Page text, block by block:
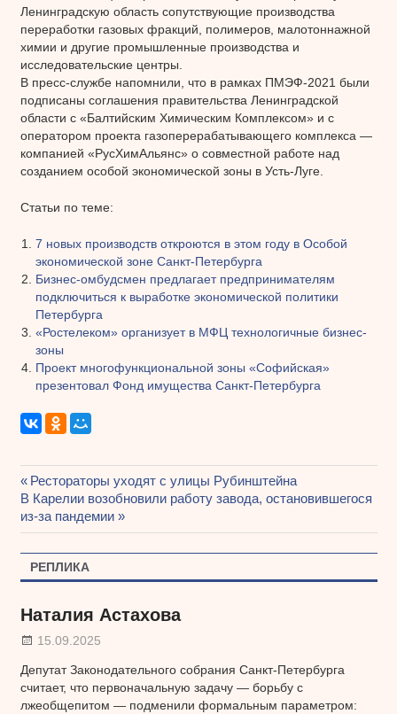
Ленинградскую область сопутствующие производства
переработки газовых фракций, полимеров, малотоннажной
химии и другие промышленные производства и
исследовательские центры.
В пресс-службе напомнили, что в рамках ПМЭФ-2021 были
подписаны соглашения правительства Ленинградской
области с «Балтийским Химическим Комплексом» и с
оператором проекта газоперерабатывающего комплекса —
компанией «РусХимАльянс» о совместной работе над
созданием особой экономической зоны в Усть-Луге.
Статьи по теме:
7 новых производств откроются в этом году в Особой
экономической зоне Санкт-Петербурга
Бизнес-омбудсмен предлагает предпринимателям
подключиться к выработке экономической политики
Петербурга
«Ростелеком» организует в МФЦ технологичные бизнес-
зоны
Проект многофункциональной зоны «Софийская»
презентовал Фонд имущества Санкт-Петербурга
Навигация
по
записям
Предыдущая
запись:
Рестораторы уходят с улицы Рубинштейна
Следующая
запись:
В Карелии возобновили работу завода, остановившегося
из-за пандемии
РЕПЛИКА
Наталия Астахова
15.09.2025
Депутат Законодательного собрания Санкт-Петербурга
считает, что первоначальную задачу — борьбу с
лжеобщепитом — подменили формальным параметром: